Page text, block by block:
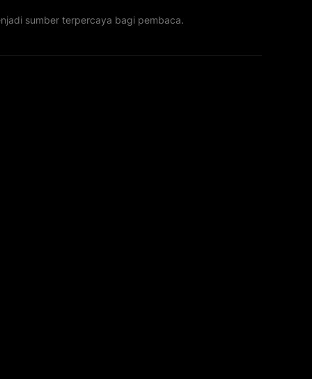
sumber terpercaya bagi pembaca.